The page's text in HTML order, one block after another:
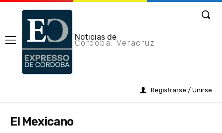
Noticias de
Cordoba, Veracruz
Registrarse / Unirse
El Mexicano